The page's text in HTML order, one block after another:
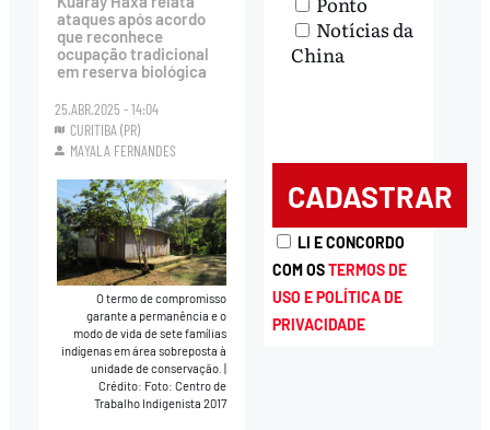
ataques após acordo
que reconhece
ocupação tradicional
em reserva biológica
25.ABR.2025 - 14:04
CURITIBA (PR)
MAYALA FERNANDES
O termo de compromisso
garante a permanência e o
modo de vida de sete famílias
indígenas em área sobreposta à
unidade de conservação.
Crédito: Foto: Centro de
Trabalho Indigenista 2017
Notícias da
China
LI E CONCORDO
COM OSTERMOS DE
USO E POLÍTICA DE
PRIVACIDADE